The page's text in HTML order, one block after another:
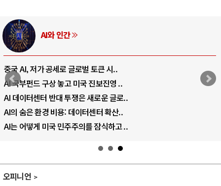
AI와 인간
중국 AI, 저가 공세로 글로벌 토큰 시..
AI 국부펀드 구상 놓고 미국 진보진영 ..
AI 데이터센터 반대 투쟁은 새로운 글로..
AI의 숨은 환경 비용: 데이터센터 확산..
AI는 어떻게 미국 민주주의를 잠식하고 ..
오피니언